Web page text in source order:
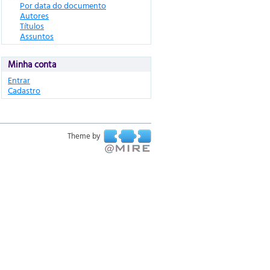
Por data do documento
Autores
Títulos
Assuntos
Minha conta
Entrar
Cadastro
Theme by